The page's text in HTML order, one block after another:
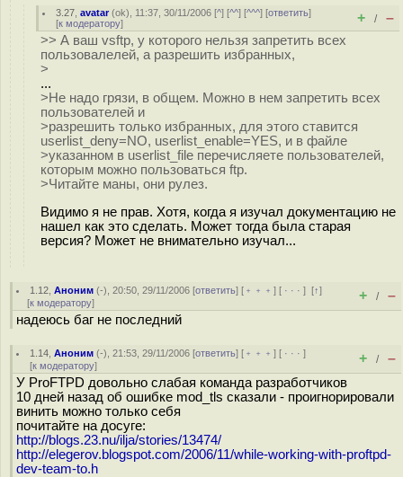
3.27 ,avatar(ok), 11:37, 30/11/2006 [^] [^^] [^^^] [ответить]
[к модератору] + / –
>> А ваш vsftp, у которого нельзя запретить всех
пользовалелей, а разрешить избранных,
>
...
>Не надо грязи, в общем. Можно в нем запретить всех
пользователей и
>разрешить только избранных, для этого ставится
userlist_deny=NO, userlist_enable=YES, и в файле
>указанном в userlist_file перечисляете пользователей,
которым можно пользоваться ftp.
>Читайте маны, они рулез.
Видимо я не прав. Хотя, когда я изучал документацию не
нашел как это сделать. Может тогда была старая
версия? Может не внимательно изучал...
1.12 ,Аноним (-), 20:50, 29/11/2006 [ответить] [ ﹢﹢﹢] [ · · ·][↑]
[к модератору] + / –
надеюсь баг не последний
1.14 ,Аноним (-), 21:53, 29/11/2006 [ответить] [ ﹢﹢﹢] [ · · ·]
[к модератору] + / –
У ProFTPD довольно слабая команда разработчиков
10 дней назад об ошибке mod_tls сказали - проигнорировали
винить можно только себя
почитайте на досуге:
http://blogs.23.nu/ilja/stories/13474/
http://elegerov.blogspot.com/2006/11/while-working-with-proftpd-
dev-team-to.h